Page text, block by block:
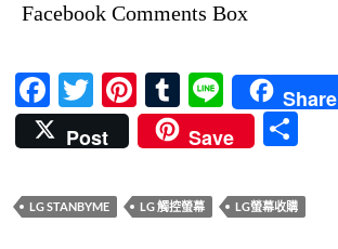
Facebook Comments Box
F
ac
e
b
o
T
w
itt
er
Pi
nt
er
es
t
T
u
m
bl
r
Li
n
e
Share
Post
Save
LG STANBYME LG 觸控螢幕 LG螢幕收購